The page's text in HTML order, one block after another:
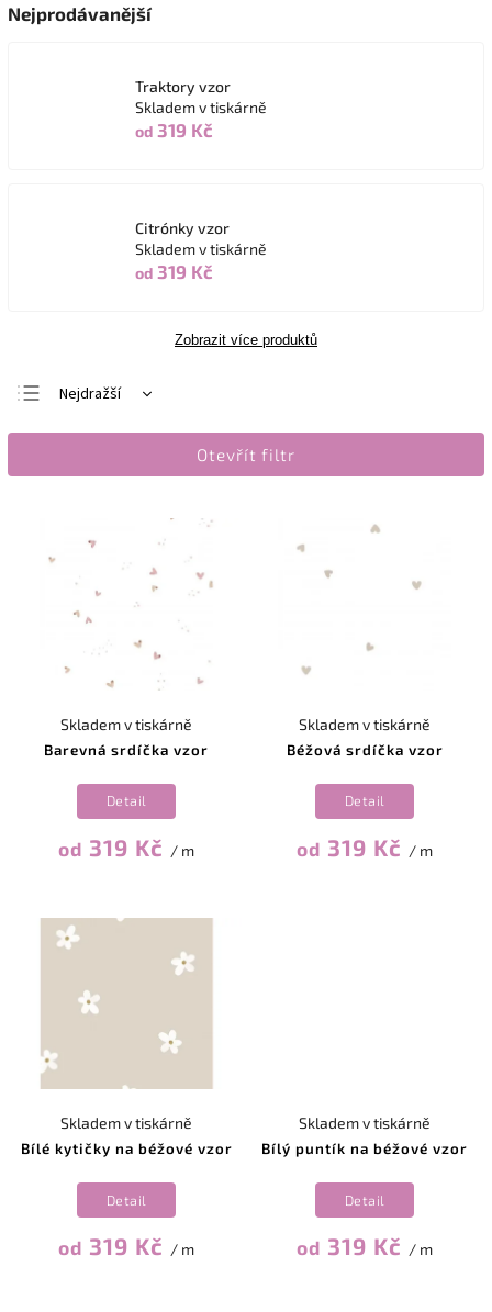
Nejprodávanější
Traktory vzor
Skladem v tiskárně
od 319 Kč
Citrónky vzor
Skladem v tiskárně
od 319 Kč
Zobrazit více produktů
Nejdražší
Nejlevnější
Otevřít filtr
Barevná srdíčka vzor
Skladem v tiskárně
od 319 Kč / m
Detail
Béžová srdíčka vzor
Skladem v tiskárně
od 319 Kč / m
Detail
Bílé kytičky na béžové vzor
Skladem v tiskárně
od 319 Kč / m
Detail
Bílý puntík na béžové vzor
Skladem v tiskárně
od 319 Kč / m
Detail